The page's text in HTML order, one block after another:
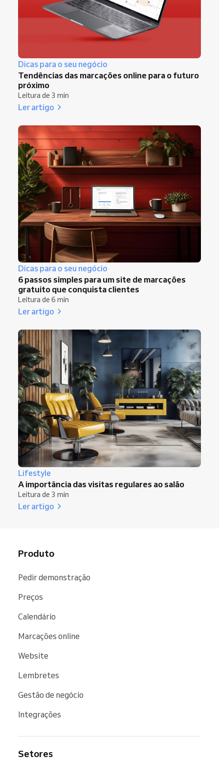
Dicas para o seu negócio
Tendências das marcações online para o futuro
próximo
Leitura de 3 min
Ler artigo
Dicas para o seu negócio
6 passos simples para um site de marcações
gratuito que conquista clientes
Leitura de 6 min
Ler artigo
Lifestyle
A importância das visitas regulares ao salão
Leitura de 3 min
Ler artigo
Produto
Pedir demonstração
Preços
Calendário
Marcações online
Website
Lembretes
Gestão de negócio
Integrações
Setores